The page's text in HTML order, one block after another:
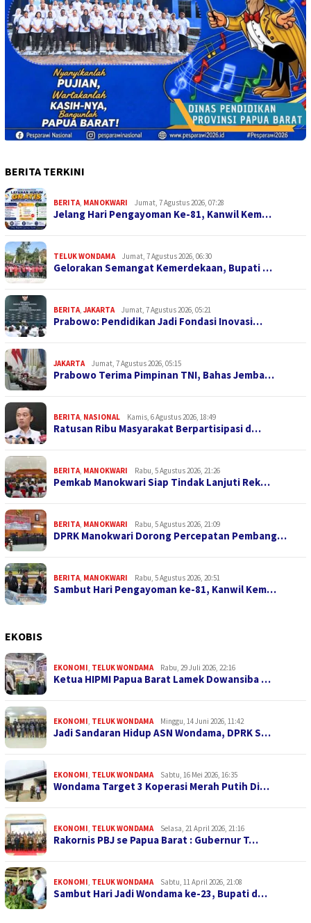
BERITA TERKINI
BERITA, MANOKWARI Jumat, 7 Agustus 2026, 07:28
Jelang Hari Pengayoman Ke-81, Kanwil Kem…
TELUK WONDAMA Jumat, 7 Agustus 2026, 06:30
Gelorakan Semangat Kemerdekaan, Bupati …
BERITA, JAKARTA Jumat, 7 Agustus 2026, 05:21
Prabowo: Pendidikan Jadi Fondasi Inovasi…
JAKARTA Jumat, 7 Agustus 2026, 05:15
Prabowo Terima Pimpinan TNI, Bahas Jemba…
BERITA, NASIONAL Kamis, 6 Agustus 2026, 18:49
Ratusan Ribu Masyarakat Berpartisipasi d…
BERITA, MANOKWARI Rabu, 5 Agustus 2026, 21:26
Pemkab Manokwari Siap Tindak Lanjuti Rek…
BERITA, MANOKWARI Rabu, 5 Agustus 2026, 21:09
DPRK Manokwari Dorong Percepatan Pembang…
BERITA, MANOKWARI Rabu, 5 Agustus 2026, 20:51
Sambut Hari Pengayoman ke-81, Kanwil Kem…
EKOBIS
EKONOMI, TELUK WONDAMA Rabu, 29 Juli 2026, 22:16
Ketua HIPMI Papua Barat Lamek Dowansiba …
EKONOMI, TELUK WONDAMA Minggu, 14 Juni 2026, 11:42
Jadi Sandaran Hidup ASN Wondama, DPRK S…
EKONOMI, TELUK WONDAMA Sabtu, 16 Mei 2026, 16:35
Wondama Target 3 Koperasi Merah Putih Di…
EKONOMI, TELUK WONDAMA Selasa, 21 April 2026, 21:16
Rakornis PBJ se Papua Barat : Gubernur T…
EKONOMI, TELUK WONDAMA Sabtu, 11 April 2026, 21:08
Sambut Hari Jadi Wondama ke-23, Bupati d…